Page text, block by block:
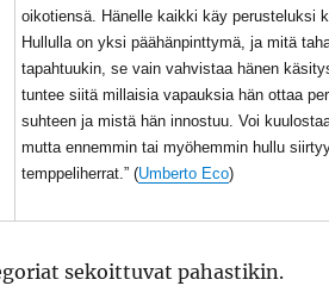
oikotiensä. Hänelle kaikki käy perusteluksi
Hullulla on yksi päähänpinttymä, ja mitä
tapahtuukin, se vain vahvistaa hänen
tuntee siitä millaisia vapauksia hän ottaa
suhteen ja mistä hän innostuu. Voi
mutta ennemmin tai myöhemmin hullu
temppeliherrat.” (Umberto Eco)
sekoittuvat pahastikin.